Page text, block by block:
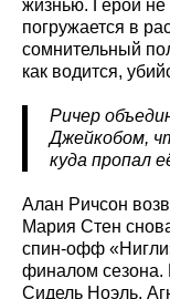
жизнью. Герой
погружается в
сомнительный
как водится,
Ричер
Джейкобом,
куда пропал
Алан Ричсон
Мария Стен
спин-офф
финалом сезона.
Сидель Ноэль,